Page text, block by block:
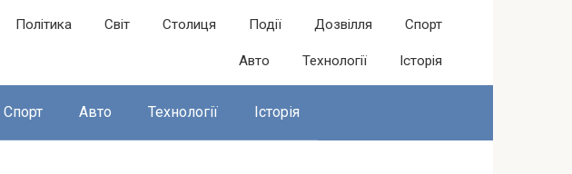
Політика Світ Столиця Події Дозвілля Спорт
Авто Технології Історія
Спорт Авто Технології Історія